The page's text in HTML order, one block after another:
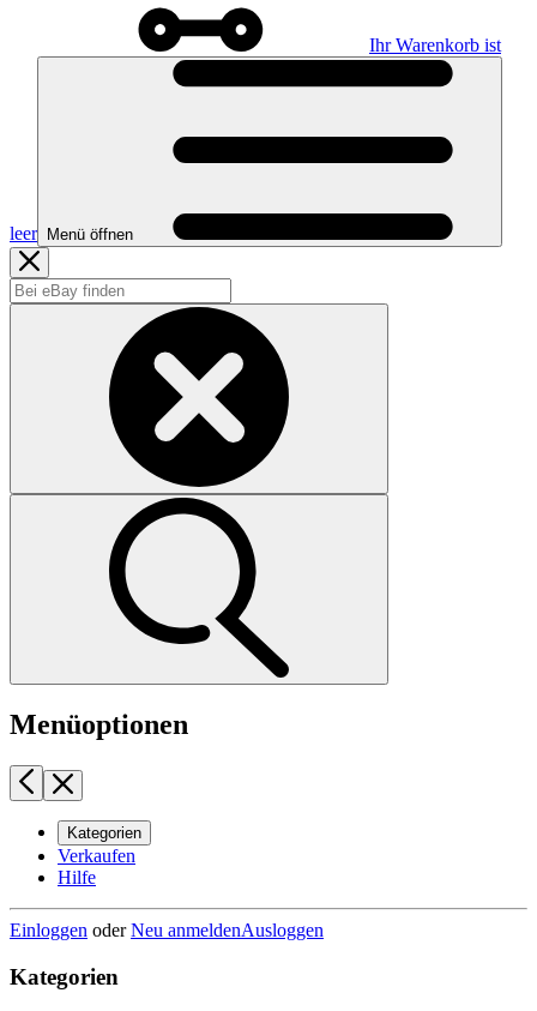
Ihr Warenkorb ist
leer Menü öffnen
Menüoptionen
Kategorien
Verkaufen
Hilfe
Einloggen oderNeu anmeldenAusloggen
Kategorien